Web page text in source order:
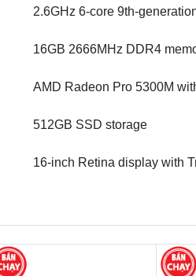
2.6GHz 6‑core
16GB 2666MHz DDR4
AMD Radeon Pro 5300M
512GB SSD storage
16-inch Retina display with